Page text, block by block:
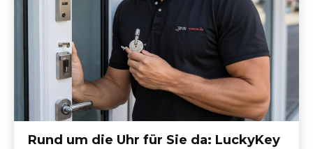
Rund um die Uhr für Sie da: LuckyKey